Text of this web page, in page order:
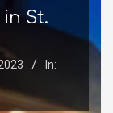
St.
In: